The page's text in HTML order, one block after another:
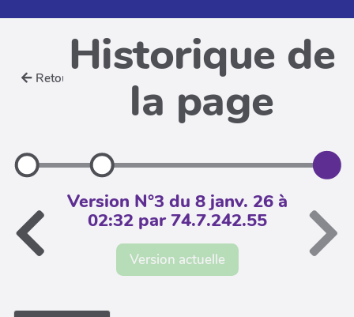
Retour Historique de
la page
Version N°3 du 8 janv. 26 à
02:32 par 74.7.242.55
Version actuelle